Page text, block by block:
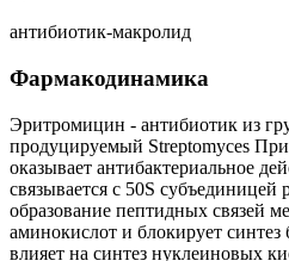
антибиотик-макролид
Фармакодинамика
Эритромицин - антибиотик из
продуцируемый Streptomyces
оказывает антибактериальное
связывается с 50S субъединицей
образование пептидных связей
аминокислот и блокирует
влияет на синтез нуклеиновых